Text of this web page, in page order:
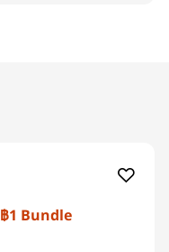
1 Bundle